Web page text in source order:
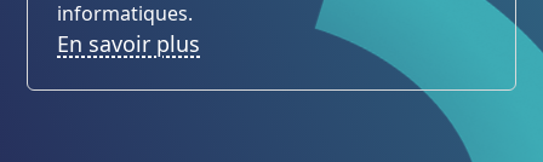
informatiques.
En savoir plus